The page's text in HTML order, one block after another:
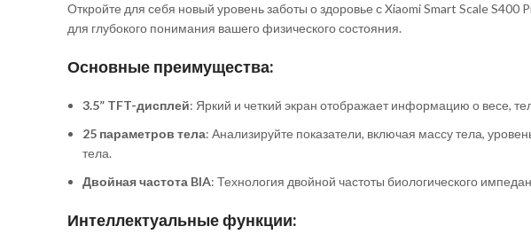
Откройте для себя новый уровень заботы о здоровье с Xiaomi Smart Scale
для глубокого понимания вашего физического состояния.
Основные преимущества:
3.5” TFT-дисплей: Яркий и четкий экран отображает информацию о весе,
25 параметров тела: Анализируйте показатели, включая массу тела,
тела.
Двойная частота BIA: Технология двойной частоты биологического
Интеллектуальные функции: